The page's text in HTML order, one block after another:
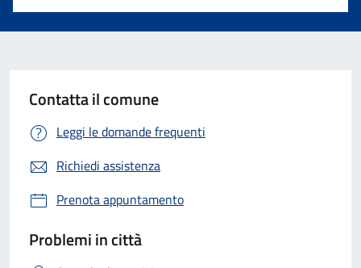
Contatta il comune
Leggi le domande frequenti
Richiedi assistenza
Prenota appuntamento
Problemi in città